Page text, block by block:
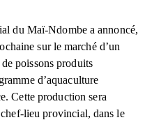
du Maï-Ndombe a annoncé,
sur le marché d’un
poissons produits
d’aquaculture
Cette production sera
lieu provincial, dans le